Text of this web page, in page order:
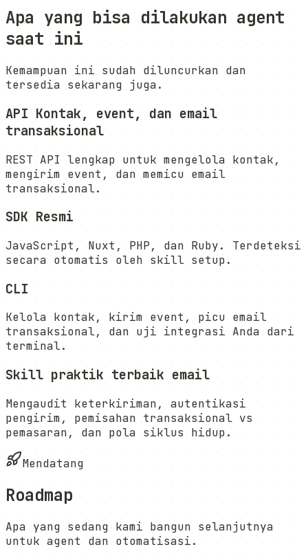
Apa yang bisa dilakukan agent
saat ini
Kemampuan ini sudah diluncurkan dan
tersedia sekarang juga.
API Kontak, event, dan email
transaksional
REST API lengkap untuk mengelola kontak,
mengirim event, dan memicu email
transaksional.
SDK Resmi
JavaScript, Nuxt, PHP, dan Ruby. Terdeteksi
secara otomatis oleh skill setup.
CLI
Kelola kontak, kirim event, picu email
transaksional, dan uji integrasi Anda dari
terminal.
Skill praktik terbaik email
Mengaudit keterkiriman, autentikasi
pengirim, pemisahan transaksional vs
pemasaran, dan pola siklus hidup.
Mendatang
Roadmap
Apa yang sedang kami bangun selanjutnya
untuk agent dan otomatisasi.